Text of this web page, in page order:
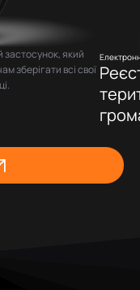
застосунок, який
зберігати всі свої